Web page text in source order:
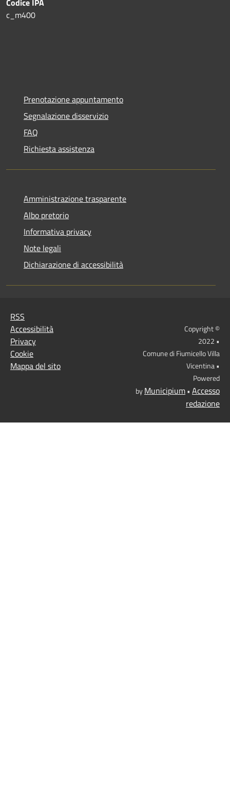
Codice IPA
c_m400
Prenotazione appuntamento
Segnalazione disservizio
FAQ
Richiesta assistenza
Amministrazione trasparente
Albo pretorio
Informativa privacy
Note legali
Dichiarazione di accessibilità
RSS
Accessibilità
Privacy
Cookie
Mappa del sito
Copyright ©
2022 •
Comune di Fiumicello Villa
Vicentina •
Powered
byMunicipium• Accesso
redazione